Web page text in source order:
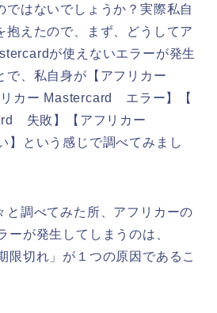
ではないでしょうか？実際私自
抱えたので、まず、どうしてア
が使えないエラーが発生
で、私自身が【アフリカー
カー Mastercard エラー】【
失敗】【アフリカー
という感じで調べてみまし
と調べてみた所、アフリカーの
ーが発生してしまうのは、
限切れ」が１つの原因であるこ